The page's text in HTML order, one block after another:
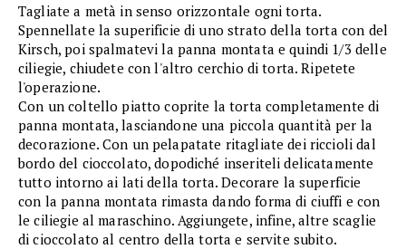
Tagliate a metà in senso orizzontale ogni torta.
Spennellate la superificie di uno strato della torta con del
Kirsch, poi spalmatevi la panna montata e quindi 1/3 delle
ciliegie, chiudete con l'altro cerchio di torta. Ripetete
l'operazione.
Con un coltello piatto coprite la torta completamente di
panna montata, lasciandone una piccola quantità per la
decorazione. Con un pelapatate ritagliate dei riccioli dal
bordo del cioccolato, dopodiché inseriteli delicatamente
tutto intorno ai lati della torta. Decorare la superficie
con la panna montata rimasta dando forma di ciuffi e con
le ciliegie al maraschino. Aggiungete, infine, altre scaglie
di cioccolato al centro della torta e servite subito.